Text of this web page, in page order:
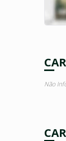
Não